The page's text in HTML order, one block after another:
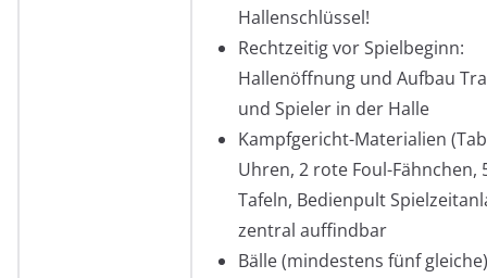
Hallenschlüssel!
Rechtzeitig vor Spielbeginn:
Hallenöffnung und Aufbau
und Spieler in der Halle
Kampfgericht-Materialien
Uhren, 2 rote Foul-Fähnchen,
Tafeln, Bedienpult
zentral auffindbar
Bälle (mindestens fünf gleiche)